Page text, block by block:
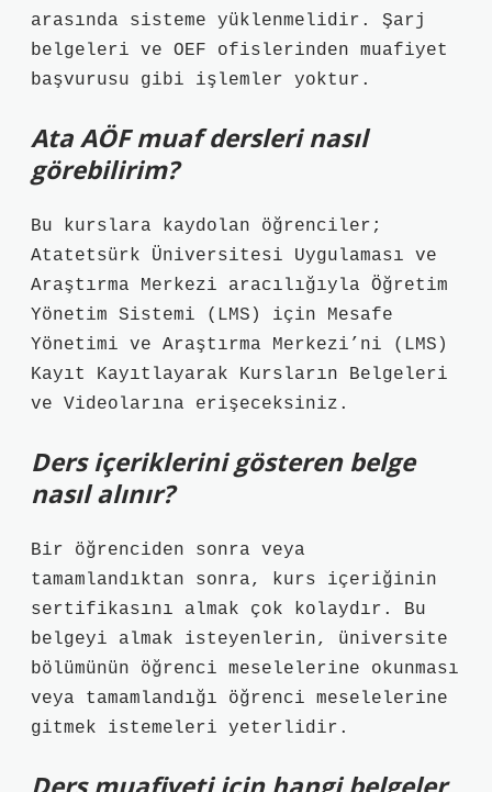
arasında sisteme yüklenmelidir. Şarj
belgeleri ve OEF ofislerinden muafiyet
başvurusu gibi işlemler yoktur.
Ata AÖF muaf dersleri nasıl
görebilirim?
Bu kurslara kaydolan öğrenciler;
Atatetsürk Üniversitesi Uygulaması ve
Araştırma Merkezi aracılığıyla Öğretim
Yönetim Sistemi (LMS) için Mesafe
Yönetimi ve Araştırma Merkezi’ni (LMS)
Kayıt Kayıtlayarak Kursların Belgeleri
ve Videolarına erişeceksiniz.
Ders içeriklerini gösteren belge
nasıl alınır?
Bir öğrenciden sonra veya
tamamlandıktan sonra, kurs içeriğinin
sertifikasını almak çok kolaydır. Bu
belgeyi almak isteyenlerin, üniversite
bölümünün öğrenci meselelerine okunması
veya tamamlandığı öğrenci meselelerine
gitmek istemeleri yeterlidir.